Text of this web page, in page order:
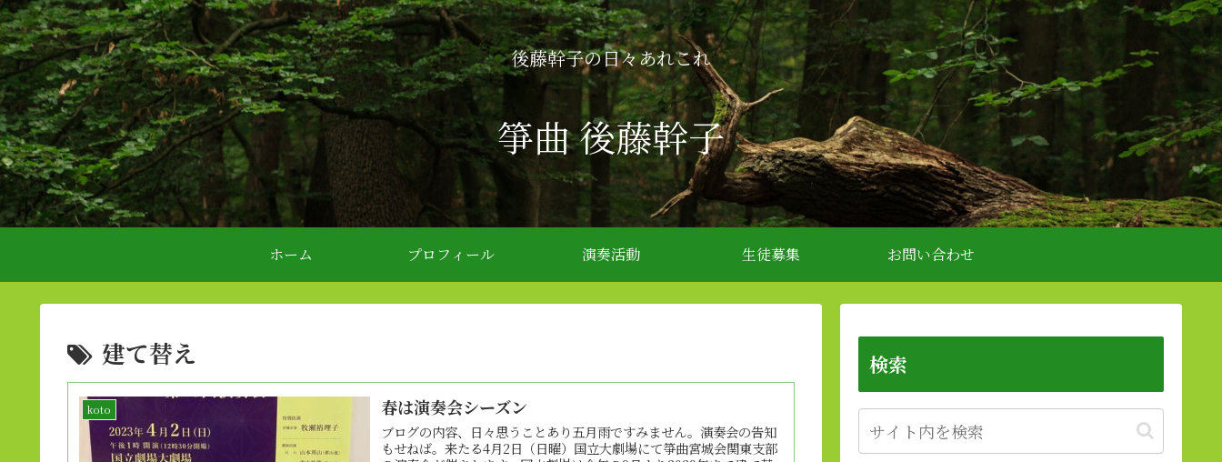
後藤幹子の日々あれこれ
箏曲 後藤幹子
ホーム プロフィール 演奏活動 生徒募集 お問い合わせ
建て替え
koto 春は演奏会シーズン
ブログの内容、日々思うことあり五月雨ですみません。演奏会の告知
もせねば。来たる4月2日（日曜）国立大劇場にて箏曲宮城会関東支部
検索